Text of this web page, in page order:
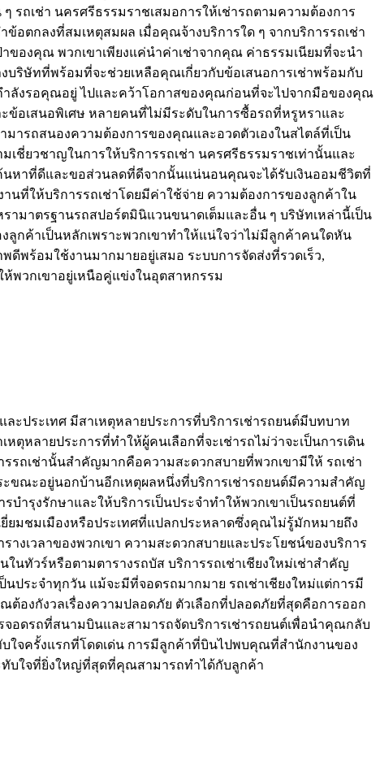
รถเช่า นครศรีธรรมราชเสมอการให้เช่ารถตามความต้องการ
ตกลงที่สมเหตุสมผล เมื่อคุณจ้างบริการใด ๆ จากบริการรถเช่า
องคุณ พวกเขาเพียงแค่นำค่าเช่าจากคุณ ค่าธรรมเนียมที่จะนำ
บริษัทที่พร้อมที่จะช่วยเหลือคุณเกี่ยวกับข้อเสนอการเช่าพร้อมกับ
ำลังรอคุณอยู่ ไปและคว้าโอกาสของคุณก่อนที่จะไปจากมือของคุณ
อเสนอพิเศษ หลายคนที่ไม่มีระดับในการซื้อรถที่หรูหราและ
ารถสนองความต้องการของคุณและอวดตัวเองในสไตล์ที่เป็น
ชี่ยวชาญในการให้บริการรถเช่า นครศรีธรรมราชเท่านั้นและ
นหาที่ดีและขอส่วนลดที่ดีจากนั้นแน่นอนคุณจะได้รับเงินออมชีวิตที่
ที่ให้บริการรถเช่าโดยมีค่าใช้จ่าย ความต้องการของลูกค้าใน
ามาตรฐานรถสปอร์ตมินิแวนขนาดเต็มและอื่น ๆ บริษัทเหล่านี้เป็น
กค้าเป็นหลักเพราะพวกเขาทำให้แน่ใจว่าไม่มีลูกค้าคนใดหัน
พร้อมใช้งานมากมายอยู่เสมอ ระบบการจัดส่งที่รวดเร็ว,
พวกเขาอยู่เหนือคู่แข่งในอุตสาหกรรม
ะประเทศ มีสาเหตุหลายประการที่บริการเช่ารถยนต์มีบทบาท
หลายประการที่ทำให้ผู้คนเลือกที่จะเช่ารถไม่ว่าจะเป็นการเดิน
รถเช่านั้นสำคัญมากคือความสะดวกสบายที่พวกเขามีให้ รถเช่า
ะขณะอยู่นอกบ้านอีกเหตุผลหนึ่งที่บริการเช่ารถยนต์มีความสำคัญ
ำรุงรักษาและให้บริการเป็นประจำทำให้พวกเขาเป็นรถยนต์ที่
ยมชมเมืองหรือประเทศที่แปลกประหลาดซึ่งคุณไม่รู้มักหมายถึง
งเวลาของพวกเขา ความสะดวกสบายและประโยชน์ของบริการ
ทัวร์หรือตามตารางรถบัส บริการรถเช่าเชียงใหม่เช่าสำคัญ
ประจำทุกวัน แม้จะมีที่จอดรถมากมาย รถเช่าเชียงใหม่แต่การมี
ต้องกังวลเรื่องความปลอดภัย ตัวเลือกที่ปลอดภัยที่สุดคือการออก
จอดรถที่สนามบินและสามารถจัดบริการเช่ารถยนต์เพื่อนำคุณกลับ
ใจครั้งแรกที่โดดเด่น การมีลูกค้าที่บินไปพบคุณที่สำนักงานของ
ทับใจที่ยิ่งใหญ่ที่สุดที่คุณสามารถทำได้กับลูกค้า